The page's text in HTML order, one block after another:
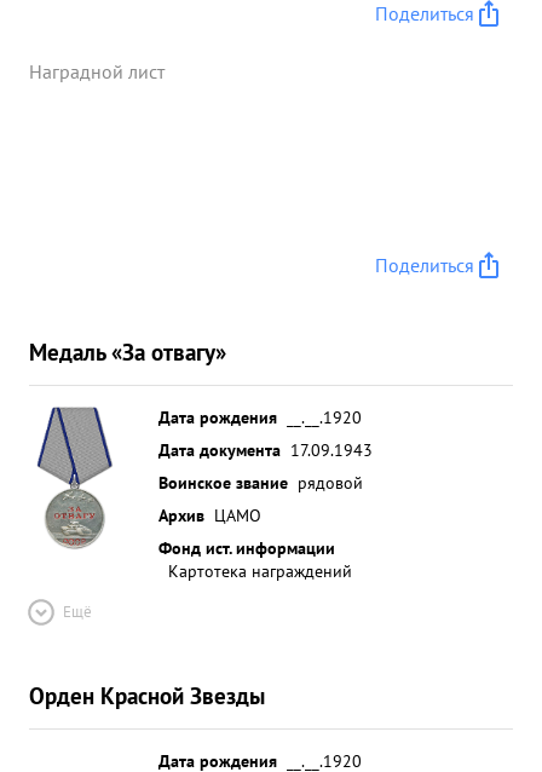
Поделиться
Наградной лист
Поделиться
Медаль «За отвагу»
Дата рождения
__.__.1920
Дата документа 17.09.1943
Воинское звание рядовой
Архив ЦАМО
Фонд ист. информации
Картотека награждений
Ещё
Орден Красной Звезды
Дата рождения __.__.1920